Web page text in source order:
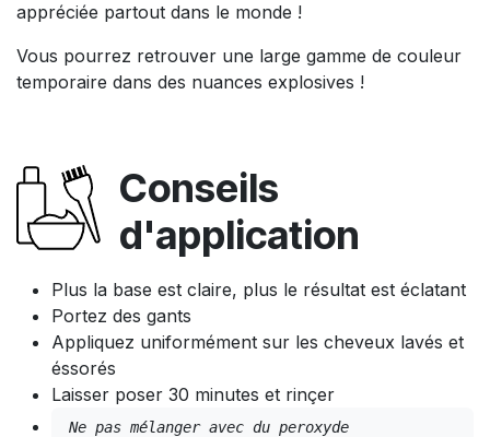
appréciée partout dans le monde !
Vous pourrez retrouver une large gamme de couleur
temporaire dans des nuances explosives !
Conseils
d'application
Plus la base est claire, plus le résultat est éclatant
Portez des gants
Appliquez uniformément sur les cheveux lavés et
éssorés
Laisser poser 30 minutes et rinçer
Ne pas mélanger avec du peroxyde